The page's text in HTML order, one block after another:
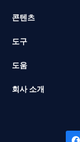
콘텐츠
도구
도움
회사 소개